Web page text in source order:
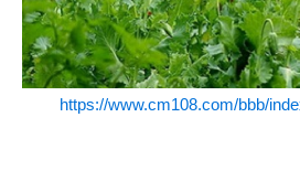
https://www.cm108.com/bbb/